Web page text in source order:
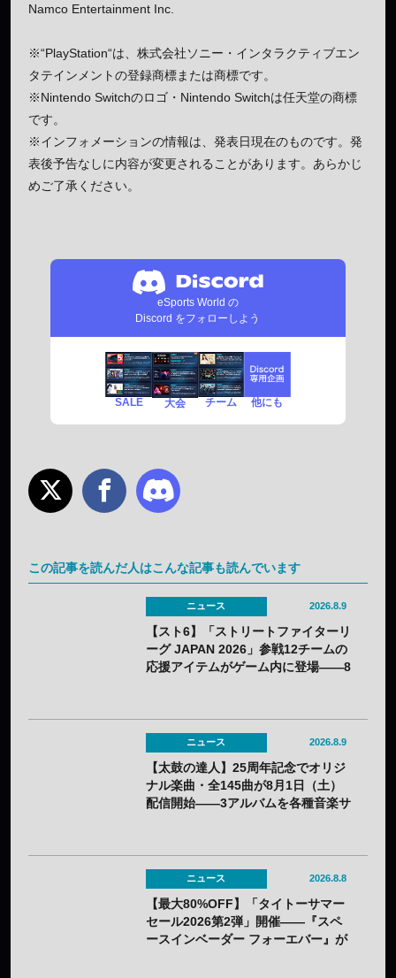
Namco Entertainment Inc.
※“PlayStation“は、株式会社ソニー・インタラクティブエン
タテインメントの登録商標または商標です。
※Nintendo Switchのロゴ・Nintendo Switchは任天堂の商標
です。
※インフォメーションの情報は、発表日現在のものです。発
表後予告なしに内容が変更されることがあります。あらかじ
めご了承ください。
eSports World の
Discord をフォローしよう
SALE 大会 チーム 他にも
この記事を読んだ人はこんな記事も読んでいます
ニュース 2026.8.9
【スト6】「ストリートファイターリ
ーグ JAPAN 2026」参戦12チームの
応援アイテムがゲーム内に登場——8
ニュース 2026.8.9
【太鼓の達人】25周年記念でオリジ
ナル楽曲・全145曲が8月1日（土）
配信開始——3アルバムを各種音楽サ
ニュース 2026.8.8
【最大80%OFF】「タイトーサマー
セール2026第2弾」開催——『スペ
ースインベーダー フォーエバー』が